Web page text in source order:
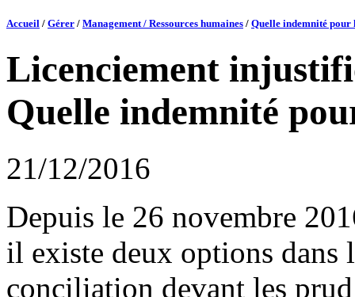
Accueil / Gérer / Management / Ressources humaines / Quelle indemnité pour
Licenciement
Quelle indemnité
21/12/2016
Depuis le 26 novembre
il existe deux options dans
conciliation devant les